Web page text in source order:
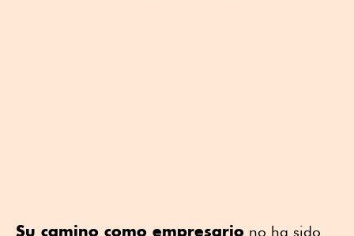
Su camino como empresario no ha sido